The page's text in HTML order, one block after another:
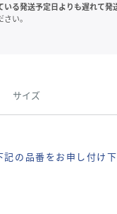
る発送予定日よりも遅れて発
い。
サイズ
の品番をお申し付け下